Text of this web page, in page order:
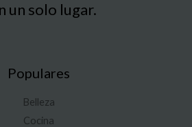
un solo lugar.
Populares
Belleza
Cocina